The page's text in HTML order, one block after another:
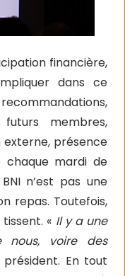
financière,
dans ce
membres,
présence
chaque mardi de
n’est pas une
repas. Toutefois,
« Il y a une
nous, voire des
En tout